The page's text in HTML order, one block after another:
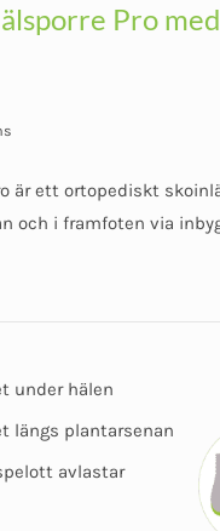
Pro
är ett ortopediskt
och i framfoten via
under hälen
längs plantarsenan
avlastar